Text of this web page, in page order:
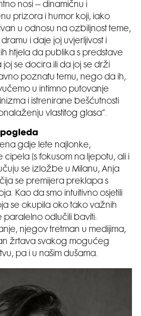
nosi – dinamičnu i
prizora i humor koji, iako
u odnosu na ozbiljnost teme,
i daje joj uvjerljivost i
htjela da publika s predstave
se docira ili da joj se drži
poznatu temu, nego da ih,
u intimno putovanje
i istrenirane bešćutnosti
vlastitog glasa“.
pogleda
gdje lete najlonke,
cipela (s fokusom na ljepotu, ali i
se izložbe u Milanu, Anja
se premijera preklapa s
Kao da smo intuitivno osjetili
se okupila oko tako važnih
paralelno odlučili baviti:
njegov tretman u medijima,
žrtava svakog mogućeg
pa i u našim dušama.